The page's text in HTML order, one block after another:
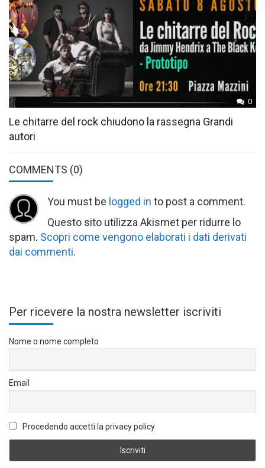
0
Le chitarre del rock chiudono la rassegna Grandi
autori
COMMENTS (0)
You must be logged in to post a comment.
Questo sito utilizza Akismet per ridurre lo
spam. Scopri come vengono elaborati i dati derivati
dai commenti.
Per ricevere la nostra newsletter iscriviti
Nome o nome completo
Email
Procedendo accetti la privacy policy